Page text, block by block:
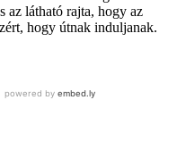
az látható rajta, hogy az
hogy útnak induljanak.